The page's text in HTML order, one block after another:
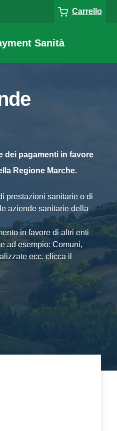
Carrello
Sanità
dei pagamenti in favore
Regione Marche.
prestazioni sanitarie o di
aziende sanitarie della
in favore di altri enti
ad esempio: Comuni,
ecc. clicca il